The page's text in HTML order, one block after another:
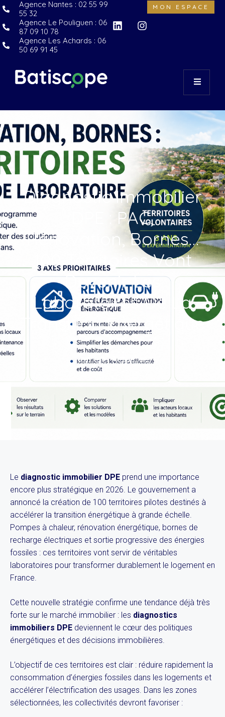
Agence Nantes : 02 55 99
55 32
Agence Le Pouliguen : 06
87 09 10 78
Agence Les Achards : 06
50 69 91 45
MON ESPACE
Diagnostic Immobilier
DPE : PAC,
Rénovation, Bornes…
100 Territoires Vont
Devenir Les
Laboratoires De La
Transition Énergétique
Home Actualités
Le diagnostic immobilier DPE prend une importance
encore plus stratégique en 2026. Le gouvernement a
annoncé la création de 100 territoires pilotes destinés à
accélérer la transition énergétique à grande échelle.
Pompes à chaleur, rénovation énergétique, bornes de
recharge électriques et sortie progressive des énergies
fossiles : ces territoires vont servir de véritables
laboratoires pour transformer durablement le logement en
France.
Cette nouvelle stratégie confirme une tendance déjà très
forte sur le marché immobilier : les diagnostics
immobiliers DPE deviennent le cœur des politiques
énergétiques et des décisions immobilières.
L’objectif de ces territoires est clair : réduire rapidement la
consommation d’énergies fossiles dans les logements et
accélérer l’électrification des usages. Dans les zones
sélectionnées, les collectivités devront favoriser :